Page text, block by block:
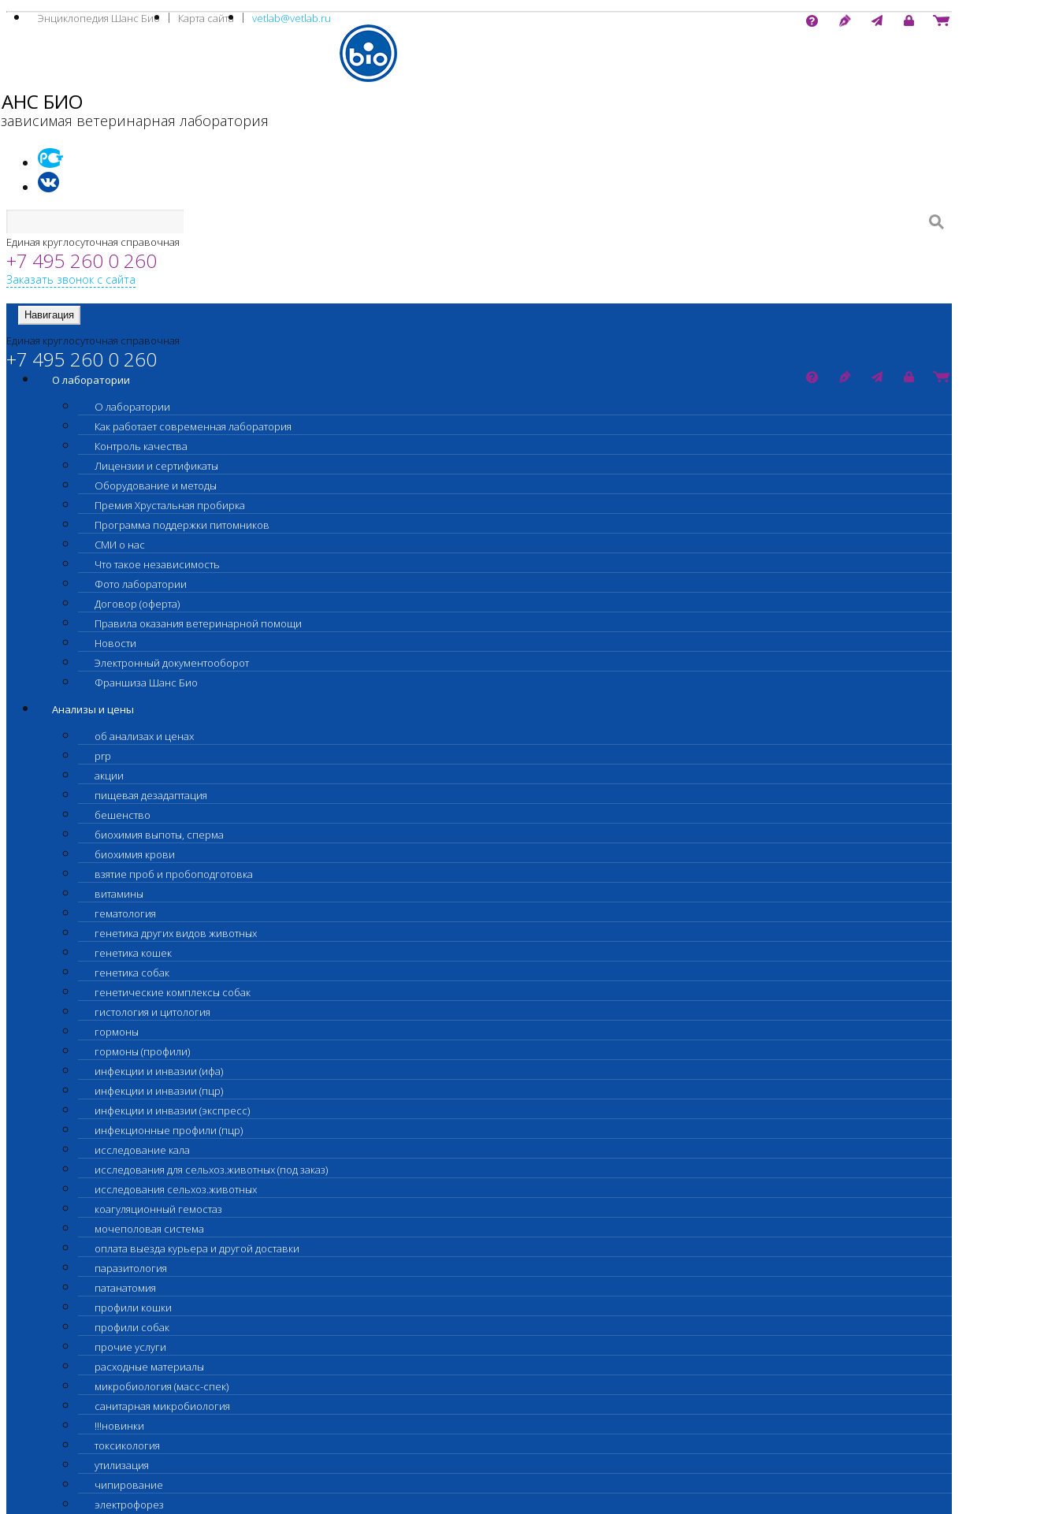
Энциклопедия Шанс Био Карта сайта vetlab@vetlab.ru
БИО
ветеринарная лаборатория
Единая круглосуточная справочная
+7 495 260 0 260
Заказать звонок с сайта
Навигация
Единая круглосуточная справочная
+7 495 260 0 260
О лаборатории
О лаборатории
Как работает современная лаборатория
Контроль качества
Лицензии и сертификаты
Оборудование и методы
Премия Хрустальная пробирка
Программа поддержки питомников
СМИ о нас
Что такое независимость
Фото лаборатории
Договор (оферта)
Правила оказания ветеринарной помощи
Новости
Электронный документооборот
Франшиза Шанс Био
Анализы и цены
об анализах и ценах
prp
акции
пищевая дезадаптация
бешенство
биохимия выпоты, сперма
биохимия крови
взятие проб и пробоподготовка
витамины
гематология
генетика других видов животных
генетика кошек
генетика собак
генетические комплексы собак
гистология и цитология
гормоны
гормоны (профили)
инфекции и инвазии (ифа)
инфекции и инвазии (пцр)
инфекции и инвазии (экспресс)
инфекционные профили (пцр)
исследование кала
исследования для сельхоз.животных (под заказ)
исследования сельхоз.животных
коагуляционный гемостаз
мочеполовая система
оплата выезда курьера и другой доставки
паразитология
патанатомия
профили кошки
профили собак
прочие услуги
расходные материалы
микробиология (масс-спек)
санитарная микробиология
!!!новинки
токсикология
утилизация
чипирование
электрофорез